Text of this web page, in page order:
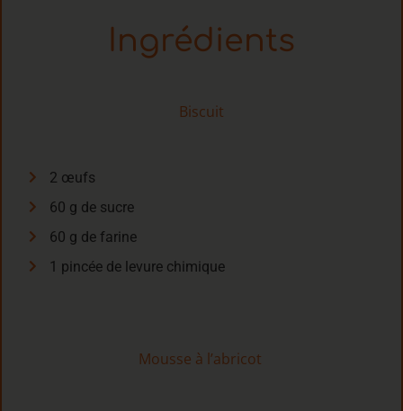
Ingrédients
Biscuit
2 œufs
60 g de sucre
60 g de farine
1 pincée de levure chimique
Mousse à l’abricot